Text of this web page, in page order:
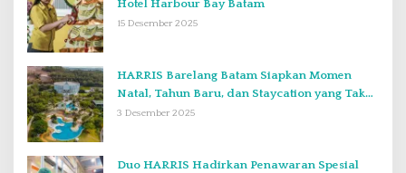
Hotel Harbour Bay Batam
15 Desember 2025
HARRIS Barelang Batam Siapkan Momen
Natal, Tahun Baru, dan Staycation yang Tak
Terlupakan di Desember 2025
3 Desember 2025
Duo HARRIS Hadirkan Penawaran Spesial